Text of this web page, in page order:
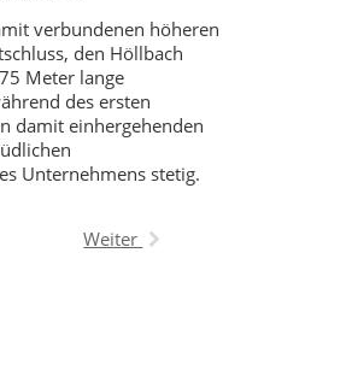
verbundenen höheren
den Höllbach
Meter lange
des ersten
damit einhergehenden
Unternehmens stetig.
Weiter